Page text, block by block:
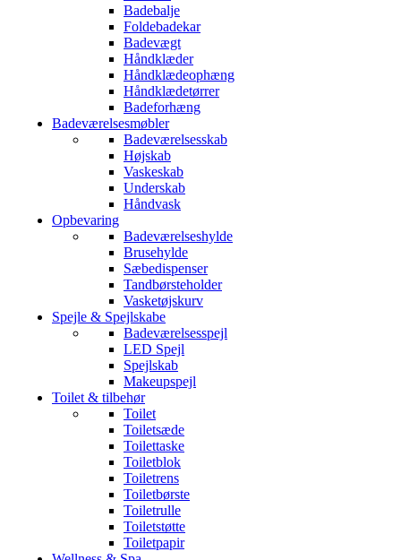
Badebalje
Foldebadekar
Badevægt
Håndklæder
Håndklædeophæng
Håndklædetørrer
Badeforhæng
Badeværelsesmøbler
Badeværelsesskab
Højskab
Vaskeskab
Underskab
Håndvask
Opbevaring
Badeværelseshylde
Brusehylde
Sæbedispenser
Tandbørsteholder
Vasketøjskurv
Spejle & Spejlskabe
Badeværelsesspejl
LED Spejl
Spejlskab
Makeupspejl
Toilet & tilbehør
Toilet
Toiletsæde
Toilettaske
Toiletblok
Toiletrens
Toiletbørste
Toiletrulle
Toiletstøtte
Toiletpapir